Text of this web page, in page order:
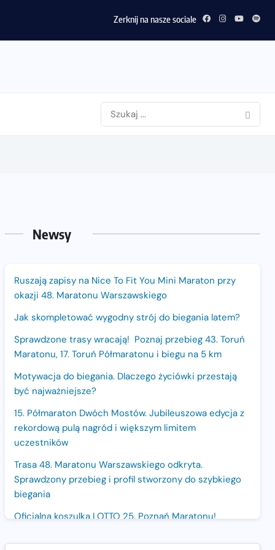
Zerknij na nasze sociale
Newsy
Ruszają zapisy na Nice To Fit You Mini Maraton przy
okazji 48. Maratonu Warszawskiego
Jak skompletować wygodny strój do biegania latem?
Sprawdzone trasy wracają! Poznaj przebieg 43. Toruń
Maratonu, 17. Toruń Półmaratonu i biegu na 5 km
Motywacja do biegania. Dlaczego życiówki przestają
być najważniejsze?
15. Półmaraton Dwóch Mostów. Jubileuszowa edycja z
rekordową pulą nagród i większym limitem
uczestników
Trasa 48. Maratonu Warszawskiego odkryta.
Sprawdzony przebieg i profil stworzony do szybkiego
biegania
Oficjalna koszulka LOTTO 25. Poznań Maratonu!